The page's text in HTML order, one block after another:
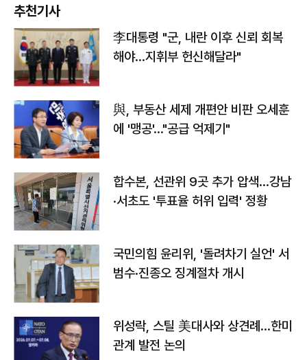
추천기사
李대통령 "군, 내란 이후 신뢰 회복
해야…지휘부 헌신해달라"
與, 부동산 세제 개편안 비판 오세훈
에 '맹공'…"공급 억제기"
합수본, 선관위 9곳 추가 압색…강남
·서초도 '투표율 허위 입력' 정황
국민의힘 윤리위, '돌려차기 실언' 서
범수·진종오 징계절차 개시
위성락, 스틸 美대사와 상견례…한미
관계 발전 논의